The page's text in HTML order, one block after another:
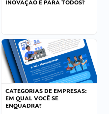
INOVAÇÃO É PARA TODOS?
CATEGORIAS DE EMPRESAS:
EM QUAL VOCÊ SE
ENQUADRA?